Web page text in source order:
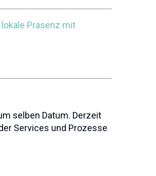
Präsenz mit
selben Datum. Derzeit
Services und Prozesse